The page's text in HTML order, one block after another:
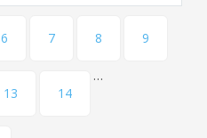
6
7 8 9
13 14
…